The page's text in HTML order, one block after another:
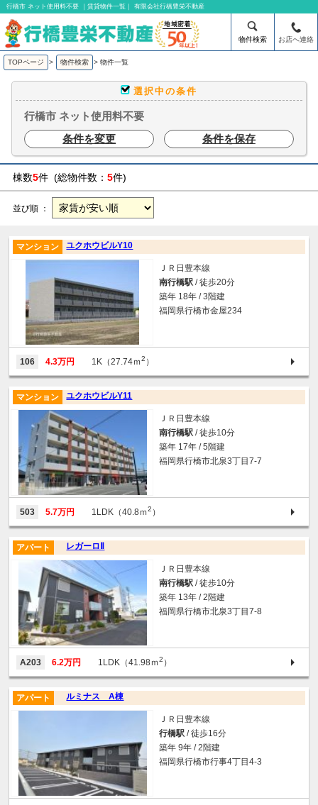
行橋市 ネット使用料不要 ｜賃貸物件一覧｜ 有限会社行橋豊栄不動産
物件検索 お店へ連絡
TOPページ > 物件検索 > 物件一覧
選択中の条件
行橋市 ネット使用料不要
条件を変更
条件を保存
棟数5件 (総物件数： 5件)
並び順 ：
ユクホウビルY10
マンション
ＪＲ日豊本線
南行橋駅 / 徒歩20分
築年 18年 / 3階建
福岡県行橋市金屋234
106 4.3万円 1K（27.74ｍ2 ）
ユクホウビルY11
マンション
ＪＲ日豊本線
南行橋駅 / 徒歩10分
築年 17年 / 5階建
福岡県行橋市北泉3丁目7-7
503 5.7万円 1LDK（40.8ｍ2 ）
レガーロⅡ
アパート
ＪＲ日豊本線
南行橋駅 / 徒歩10分
築年 13年 / 2階建
福岡県行橋市北泉3丁目7-8
A203 6.2万円 1LDK（41.98ｍ2 ）
ルミナス A棟
アパート
ＪＲ日豊本線
行橋駅 / 徒歩16分
築年 9年 / 2階建
福岡県行橋市行事4丁目4-3